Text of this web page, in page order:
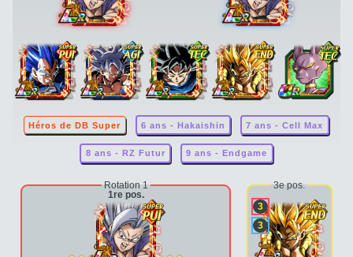
Héros de DB Super 6 ans - Hakaishin 7 ans - Cell Max
8 ans - RZ Futur 9 ans - Endgame
Rotation 1
1re pos.
3e pos.
3
3